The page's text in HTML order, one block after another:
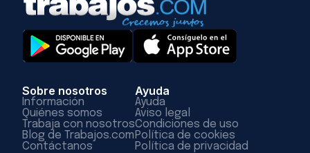
Sobre nosotros
Información
Quiénes somos
Trabaja con nosotros
Blog de Trabajos.com
Contáctanos
Ayuda
Ayuda
Aviso legal
Condiciones de uso
Política de cookies
Política de privacidad